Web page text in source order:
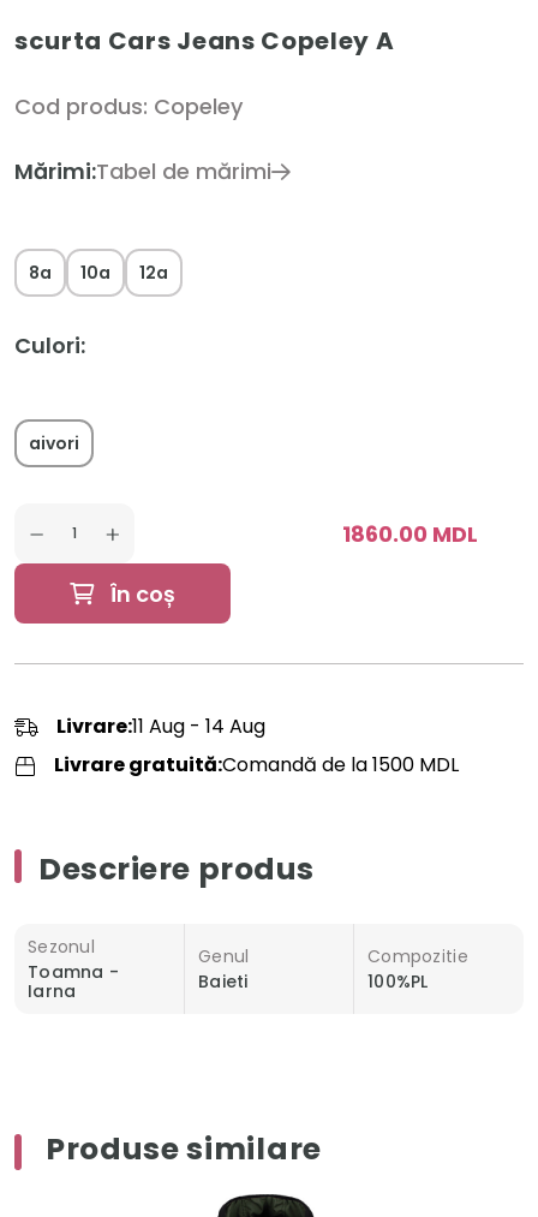
scurta Cars Jeans Copeley A
Cod produs: Copeley
Mărimi:Tabel de mărimi
8a 10a 12a
Culori:
aivori
1860.00 MDL
În coș
Livrare:11 Aug - 14 Aug
Livrare gratuită:Comandă de la 1500 MDL
Descriere produs
Sezonul
Toamna -
Iarna
Genul
Baieti
Compozitie
100%PL
Produse similare